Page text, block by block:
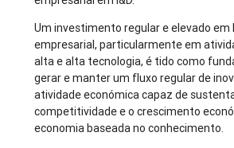
Um investimento regular e elevado em
empresarial, particularmente em
alta e alta tecnologia, é tido como
gerar e manter um fluxo regular de
atividade económica capaz de
competitividade e o crescimento
economia baseada no conhecimento.